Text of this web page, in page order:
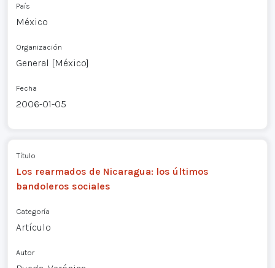
País
México
Organización
General [México]
Fecha
2006-01-05
Título
Los rearmados de Nicaragua: los últimos
bandoleros sociales
Categoría
Artículo
Autor